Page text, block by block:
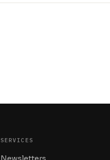
SERVICES